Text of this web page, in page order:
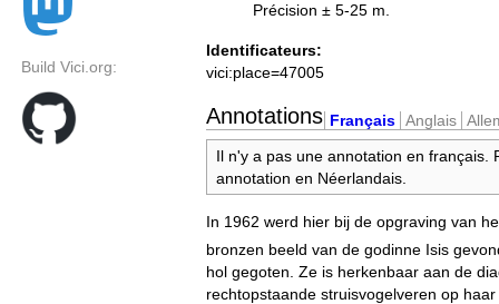
Build Vici.org:
Précision ± 5-25 m.
Identificateurs:
vici:place=47005
Annotations Français Anglais
Il n'y a pas une annotation en français.
annotation en Néerlandais.
In 1962 werd hier bij de opgraving van
bronzen beeld van de godinne Isis
hol gegoten. Ze is herkenbaar aan de
rechtopstaande struisvogelveren op